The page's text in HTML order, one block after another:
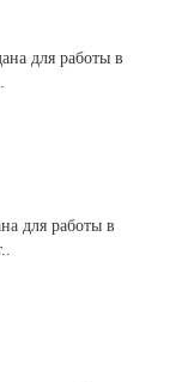
для работы в
для работы в